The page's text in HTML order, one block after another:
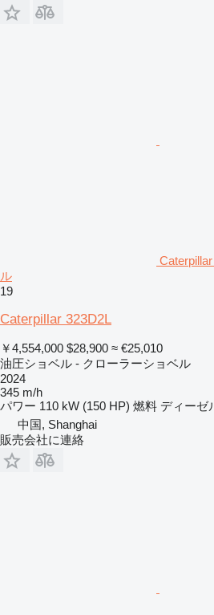
ル
19
Caterpillar 323D2L
￥4,554,000 $28,900 ≈ €25,010
油圧ショベル - クローラーショベル
2024
345 m/h
パワー 110 kW (150 HP) 燃料 ディーゼ
中国, Shanghai
販売会社に連絡